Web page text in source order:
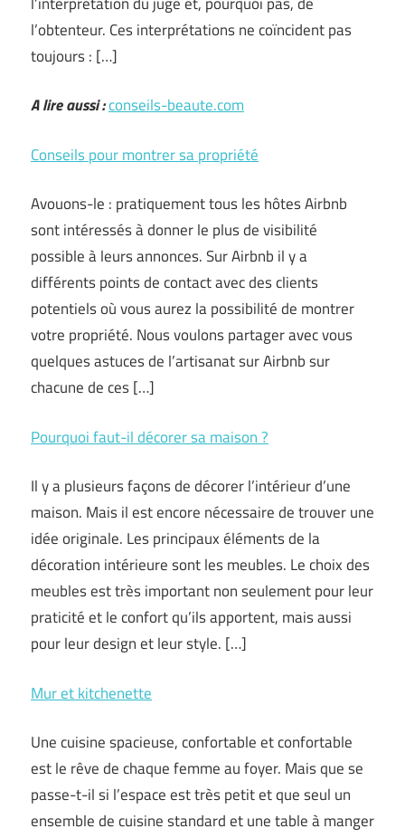
l’obtenteur. Ces interprétations ne coïncident pas
toujours : […]
A lire aussi :conseils-beaute.com
Conseils pour montrer sa propriété
Avouons-le : pratiquement tous les hôtes Airbnb
sont intéressés à donner le plus de visibilité
possible à leurs annonces. Sur Airbnb il y a
différents points de contact avec des clients
potentiels où vous aurez la possibilité de montrer
votre propriété. Nous voulons partager avec vous
quelques astuces de l’artisanat sur Airbnb sur
chacune de ces […]
Pourquoi faut-il décorer sa maison ?
Il y a plusieurs façons de décorer l’intérieur d’une
maison. Mais il est encore nécessaire de trouver une
idée originale. Les principaux éléments de la
décoration intérieure sont les meubles. Le choix des
meubles est très important non seulement pour leur
praticité et le confort qu’ils apportent, mais aussi
pour leur design et leur style. […]
Mur et kitchenette
Une cuisine spacieuse, confortable et confortable
est le rêve de chaque femme au foyer. Mais que se
passe-t-il si l’espace est très petit et que seul un
ensemble de cuisine standard et une table à manger